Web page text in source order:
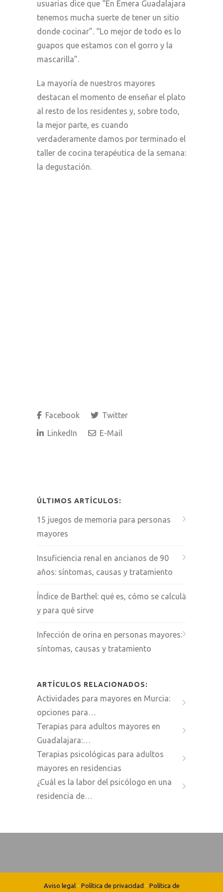
usuarias dice que “En Emera Guadalajara
tenemos mucha suerte de tener un sitio
donde cocinar”. “Lo mejor de todo es lo
guapos que estamos con el gorro y la
mascarilla”.
La mayoría de nuestros mayores
destacan el momento de enseñar el plato
al resto de los residentes y, sobre todo,
la mejor parte, es cuando
verdaderamente damos por terminado el
taller de cocina terapéutica de la semana:
la degustación.
Facebook
Twitter
LinkedIn
E-Mail
ÚLTIMOS ARTÍCULOS:
15 juegos de memoria para personas
mayores
Insuficiencia renal en ancianos de 90
años: síntomas, causas y tratamiento
Índice de Barthel: qué es, cómo se calcula
y para qué sirve
Infección de orina en personas mayores:
síntomas, causas y tratamiento
ARTÍCULOS RELACIONADOS:
Actividades para mayores en Murcia:
opciones para…
Terapias para adultos mayores en
Guadalajara:…
Terapias psicológicas para adultos
mayores en residencias
¿Cuál es la labor del psicólogo en una
residencia de…
Aviso legal - Política de privacidad - Política de